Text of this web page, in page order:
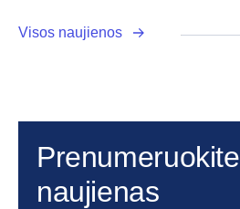
Visos naujienos
Prenumeruokite
naujienas